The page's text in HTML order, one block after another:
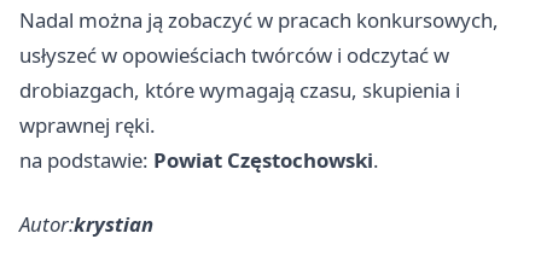
Nadal można ją zobaczyć w pracach konkursowych,
usłyszeć w opowieściach twórców i odczytać w
drobiazgach, które wymagają czasu, skupienia i
wprawnej ręki.
na podstawie: Powiat Częstochowski.
Autor:krystian